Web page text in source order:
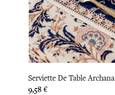
Serviette De Table Archana
Prix
9,58 €
‹